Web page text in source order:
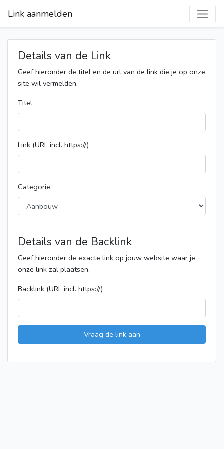
Link aanmelden
Details van de Link
Geef hieronder de titel en de url van de link die je op onze
site wil vermelden.
Titel
Link (URL incl. https://)
Categorie
Details van de Backlink
Geef hieronder de exacte link op jouw website waar je
onze link zal plaatsen.
Backlink (URL incl. https://)